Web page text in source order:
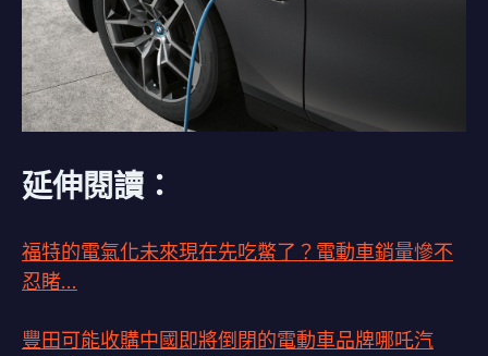
延伸閱讀：
福特的電氣化未來現在先吃鱉了？電動車銷量慘不
忍睹…
豐田可能收購中國即將倒閉的電動車品牌哪吒汽